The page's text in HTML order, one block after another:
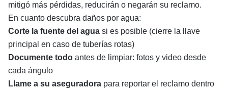
mitigó más pérdidas, reducirán o negarán su reclamo.
En cuanto descubra daños por agua:
Corte la fuente del agua si es posible (cierre la llave
principal en caso de tuberías rotas)
Documente todo antes de limpiar: fotos y video desde
cada ángulo
Llame a su aseguradora para reportar el reclamo dentro